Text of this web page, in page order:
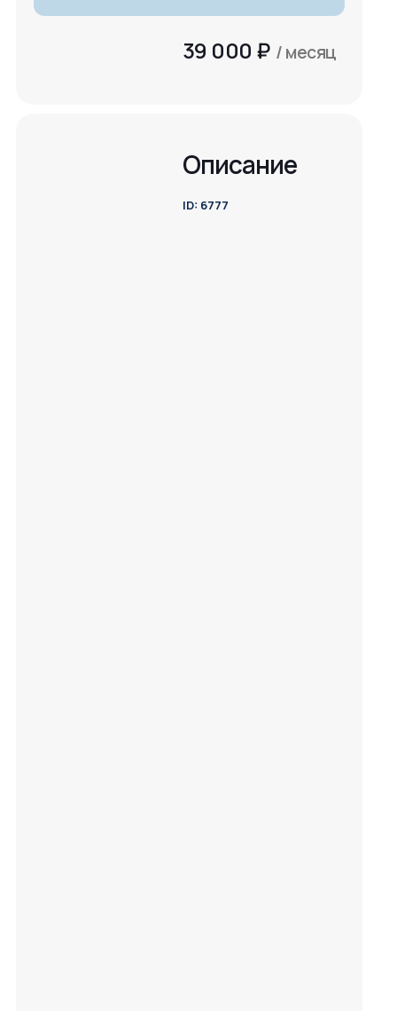
39 000 ₽ / месяц
Описание
ID: 6777